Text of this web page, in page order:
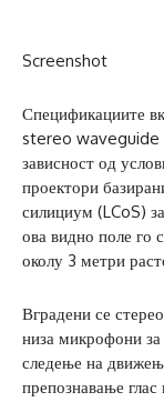
Screenshot
Спецификациите
stereo waveguide
зависност од
проектори
силициум (LCoS)
ова видно поле го
околу 3 метри
Вградени се
низа микрофони
следење на
препознавање